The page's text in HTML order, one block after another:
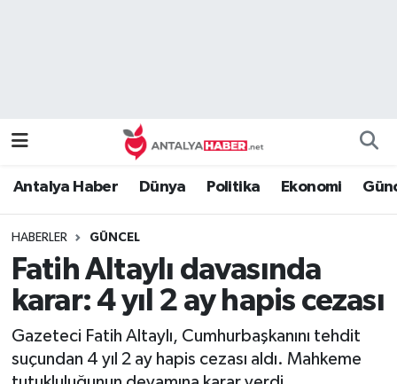
Antalya Haber Dünya Politika Ekonomi
HABERLER GÜNCEL
Fatih Altaylı davasında
karar: 4 yıl 2 ay hapis cezası
Gazeteci Fatih Altaylı, Cumhurbaşkanını tehdit
suçundan 4 yıl 2 ay hapis cezası aldı. Mahkeme
Genel
Güncel
Namaz Vakitleri
Tüm Manşetler
Son Dakika Haberleri